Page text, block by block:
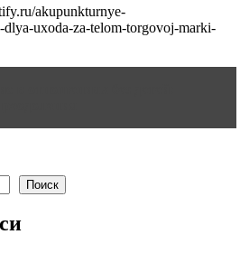
akupunkturnye-
dlya-uxoda-za-telom-torgovoj-marki-
Поиск